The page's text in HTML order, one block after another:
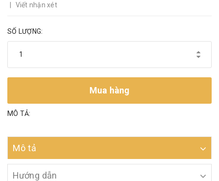
Viết nhận xét
SỐ LƯỢNG:
Mua hàng
MÔ TẢ:
Mô tả
Hướng dẫn